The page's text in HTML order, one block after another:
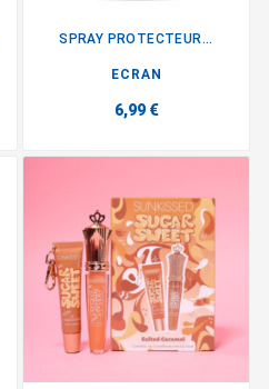
SPRAY PROTECTEUR...
ECRAN
6,99 €